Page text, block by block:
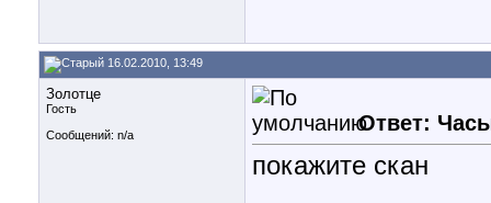
16.02.2010, 13:49
Золотце
Гость
Сообщений: n/a
Ответ:
покажите скан